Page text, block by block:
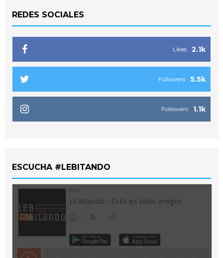
REDES SOCIALES
2.1k
Likes
5.5k
Followers
1.1k
Followers
ESCUCHA #LEBITANDO